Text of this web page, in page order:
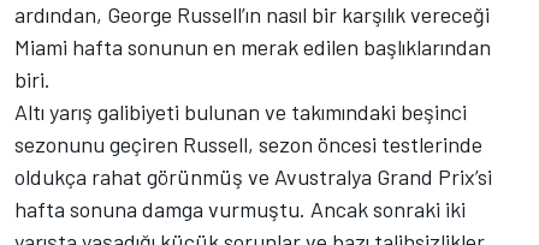
ardından, George Russell’ın nasıl bir karşılık vereceği
Miami hafta sonunun en merak edilen başlıklarından
biri.
Altı yarış galibiyeti bulunan ve takımındaki beşinci
sezonunu geçiren Russell, sezon öncesi testlerinde
oldukça rahat görünmüş ve Avustralya Grand Prix’si
hafta sonuna damga vurmuştu. Ancak sonraki iki